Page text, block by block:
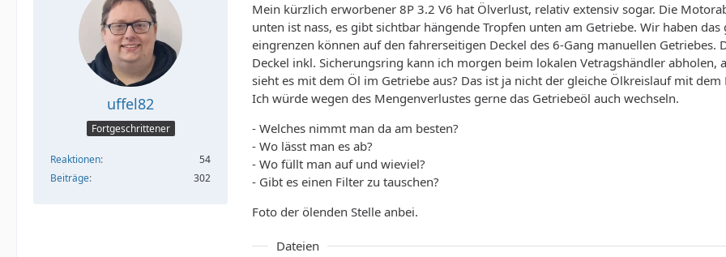
uffel82
Fortgeschrittener
Reaktionen
54
Beiträge
302
Mein kürzlich erworbener 8P 3.2 V6 hat Ölverlust, relativ extensiv sogar. Die
unten ist nass, es gibt sichtbar hängende Tropfen unten am Getriebe. Wir haben das
eingrenzen können auf den fahrerseitigen Deckel des 6-Gang manuellen Getriebes.
Deckel inkl. Sicherungsring kann ich morgen beim lokalen Vetragshändler abholen,
sieht es mit dem Öl im Getriebe aus? Das ist ja nicht der gleiche Ölkreislauf mit dem
Ich würde wegen des Mengenverlustes gerne das Getriebeöl auch wechseln.
- Welches nimmt man da am besten?
- Wo lässt man es ab?
- Wo füllt man auf und wieviel?
- Gibt es einen Filter zu tauschen?
Foto der ölenden Stelle anbei.
Dateien